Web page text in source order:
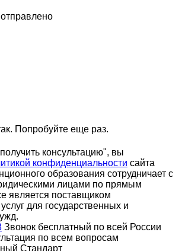
Попробуйте еще раз.
консультацию", вы
конфиденциальности сайта
образования сотрудничает с
лицами по прямым
является поставщиком
для государственных и
Звонок бесплатный по всей России
по всем вопросам
Стандарт